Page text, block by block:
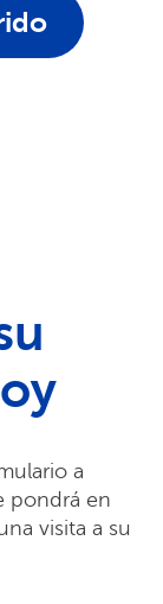
a
pondrá en
visita a su